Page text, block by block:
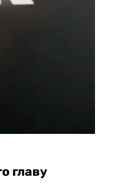
главу